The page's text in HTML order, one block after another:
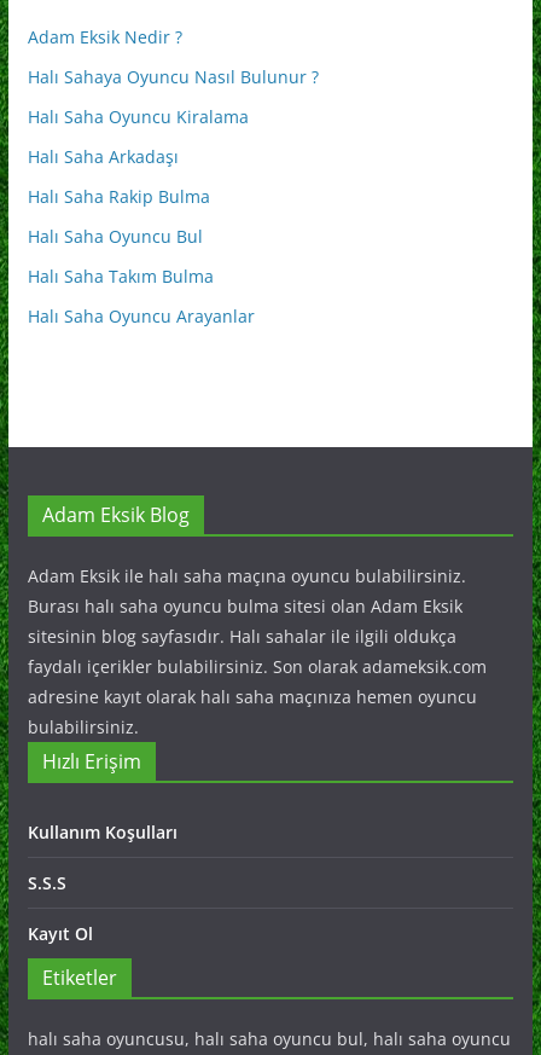
Adam Eksik Nedir ?
Halı Sahaya Oyuncu Nasıl Bulunur ?
Halı Saha Oyuncu Kiralama
Halı Saha Arkadaşı
Halı Saha Rakip Bulma
Halı Saha Oyuncu Bul
Halı Saha Takım Bulma
Halı Saha Oyuncu Arayanlar
Adam Eksik Blog
Adam Eksik ile halı saha maçına oyuncu bulabilirsiniz.
Burası halı saha oyuncu bulma sitesi olan Adam Eksik
sitesinin blog sayfasıdır. Halı sahalar ile ilgili oldukça
faydalı içerikler bulabilirsiniz. Son olarak adameksik.com
adresine kayıt olarak halı saha maçınıza hemen oyuncu
bulabilirsiniz.
Hızlı Erişim
Kullanım Koşulları
S.S.S
Kayıt Ol
Etiketler
halı saha oyuncusu, halı saha oyuncu bul, halı saha oyuncu